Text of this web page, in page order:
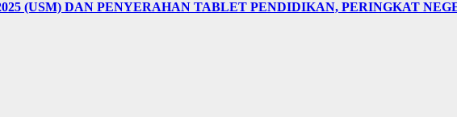
(USM) DAN PENYERAHAN TABLET PENDIDIKAN, PERINGKAT